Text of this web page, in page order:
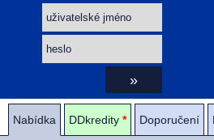
Nabídka DDkredity * Doporučení